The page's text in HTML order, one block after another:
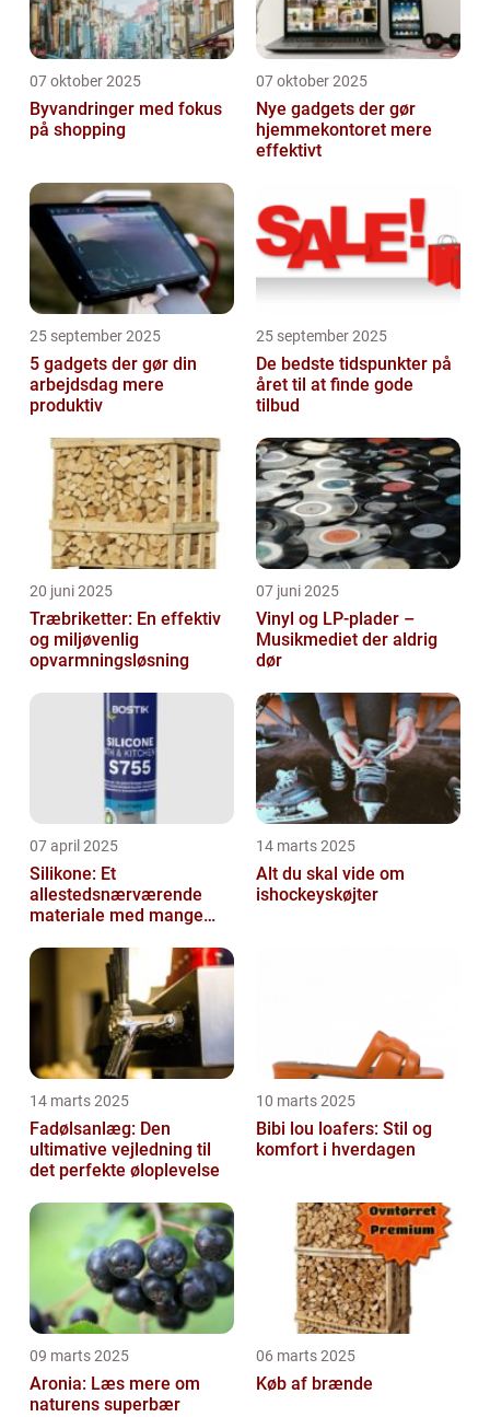
07 oktober 2025
Byvandringer med fokus
på shopping
07 oktober 2025
Nye gadgets der gør
hjemmekontoret mere
effektivt
25 september 2025
5 gadgets der gør din
arbejdsdag mere
produktiv
25 september 2025
De bedste tidspunkter på
året til at finde gode
tilbud
20 juni 2025
Træbriketter: En effektiv
og miljøvenlig
opvarmningsløsning
07 juni 2025
Vinyl og LP-plader –
Musikmediet der aldrig
dør
07 april 2025
Silikone: Et
allestedsnærværende
materiale med mange
14 marts 2025
Alt du skal vide om
ishockeyskøjter
14 marts 2025
Fadølsanlæg: Den
ultimative vejledning til
det perfekte øloplevelse
10 marts 2025
Bibi lou loafers: Stil og
komfort i hverdagen
09 marts 2025
Aronia: Læs mere om
naturens superbær
06 marts 2025
Køb af brænde